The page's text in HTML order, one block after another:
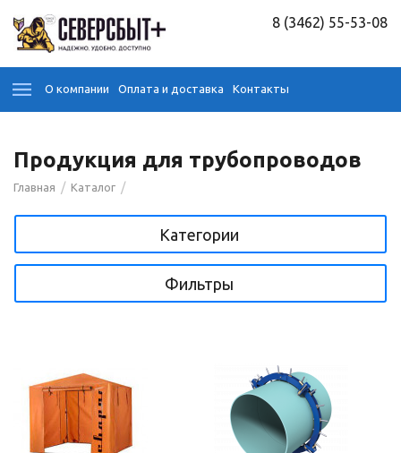
8 (3462) 55-53-08
О компании Оплата и доставка Контакты
Продукция для трубопроводов
Главная / Каталог /
Категории
Фильтры